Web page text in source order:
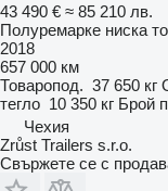
43 490 € ≈ 85 210 лв.
Полуремарке ниска
2018
657 000 км
Товаропод. 37 650 кг
тегло 10 350 кг Брой
Чехия
Zrůst Trailers s.r.o.
Свържете се с